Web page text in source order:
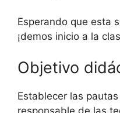
Esperando que esta
¡demos inicio a la
Objetivo
Establecer las
responsable de las